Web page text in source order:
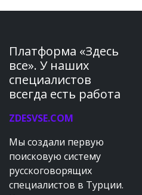
Платформа «Здесь
все». У наших
специалистов
всегда есть работа
ZDESVSE.COM
Мы создали первую
поисковую систему
русскоговорящих
специалистов в Турции.